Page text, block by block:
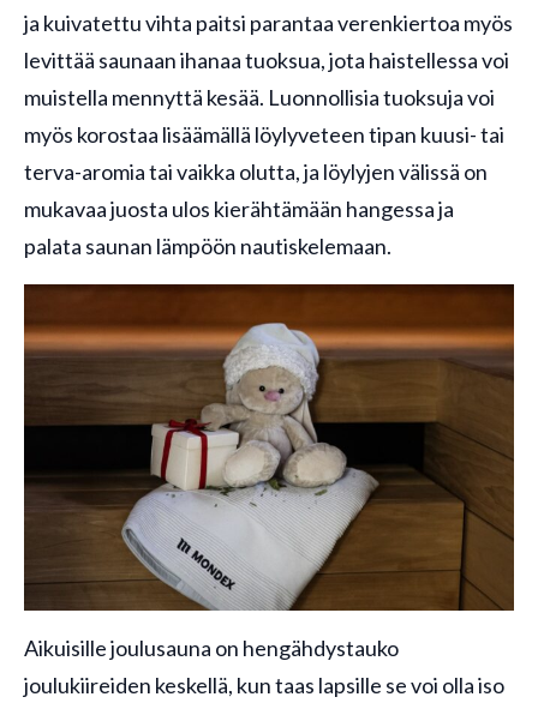
ja kuivatettu vihta paitsi parantaa verenkiertoa myös
levittää saunaan ihanaa tuoksua, jota haistellessa voi
muistella mennyttä kesää. Luonnollisia tuoksuja voi
myös korostaa lisäämällä löylyveteen tipan kuusi- tai
terva-aromia tai vaikka olutta, ja löylyjen välissä on
mukavaa juosta ulos kierähtämään hangessa ja
palata saunan lämpöön nautiskelemaan.
Aikuisille joulusauna on hengähdystauko
joulukiireiden keskellä, kun taas lapsille se voi olla iso